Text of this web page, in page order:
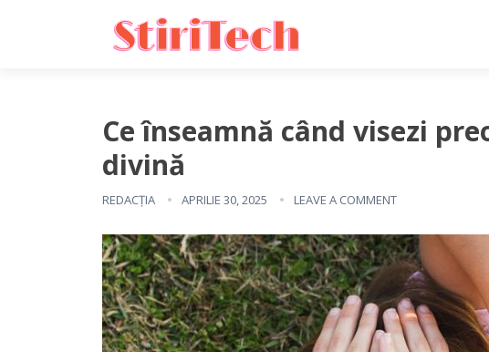
Ce înseamnă când visezi
divină
REDACȚIA APRILIE 30, 2025 LEAVE A COMMENT